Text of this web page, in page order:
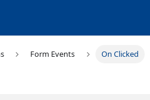
Form Events On Clicked